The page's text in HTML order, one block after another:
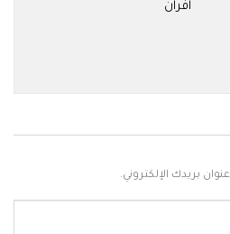
افران
بريدك الإلكتروني.